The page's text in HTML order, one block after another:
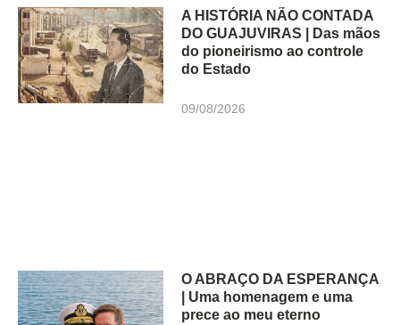
A HISTÓRIA NÃO CONTADA
DO GUAJUVIRAS | Das mãos
do pioneirismo ao controle
do Estado
09/08/2026
O ABRAÇO DA ESPERANÇA
| Uma homenagem e uma
prece ao meu eterno